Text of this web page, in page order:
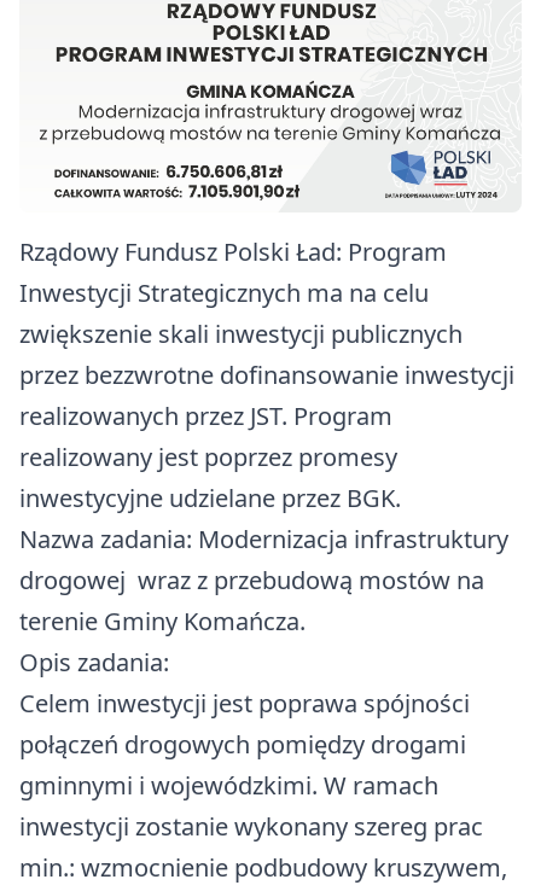
Rządowy Fundusz Polski Ład
Rządowy Fundusz Rozwoju Dróg
Program integracji społecznej i obywatelskiej Romów w Polsce w
latach 2021- 2030
Europejski Fundusz Rolny na rzecz Rozwoju Obszarów Wiejskich
Organizacje pozarządowe
Strategia Rozwoju Ponadlokalnego dla Partnerstwa Turystyczne
Bieszczady na lata 2025-2030
Komunikacja i transport
Ważne dane, telefony i adresy
Konta bankowe
Tablica informacyjna
Ostrzeżenia meteorologiczne
Bezpieczeństwo
Koronawirus
Cmentarze Komunalne Gminy Komańcza
Szlaki turystyczne
Baza noclegowa
Rządowy Fundusz Polski Ład: Program
Inwestycji Strategicznych ma na celu
zwiększenie skali inwestycji publicznych
przez bezzwrotne dofinansowanie inwestycji
realizowanych przez JST. Program
realizowany jest poprzez promesy
inwestycyjne udzielane przez BGK.
Nazwa zadania: Modernizacja infrastruktury
drogowej wraz z przebudową mostów na
terenie Gminy Komańcza.
Opis zadania:
Celem inwestycji jest poprawa spójności
połączeń drogowych pomiędzy drogami
gminnymi i wojewódzkimi. W ramach
inwestycji zostanie wykonany szereg prac
min.: wzmocnienie podbudowy kruszywem,